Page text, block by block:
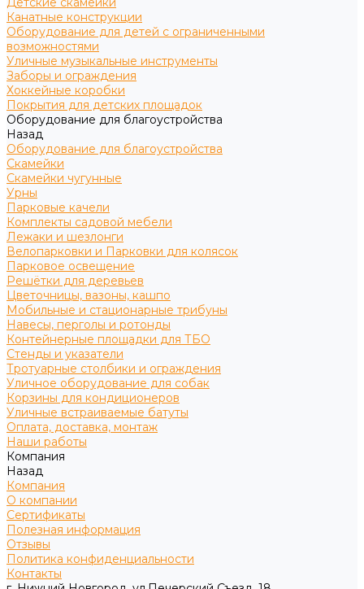
Канатные конструкции
Оборудование для детей с ограниченными
возможностями
Уличные музыкальные инструменты
Заборы и ограждения
Хоккейные коробки
Покрытия для детских площадок
Оборудование для благоустройства
Назад
Оборудование для благоустройства
Скамейки
Скамейки чугунные
Урны
Парковые качели
Комплекты садовой мебели
Лежаки и шезлонги
Велопарковки и Парковки для колясок
Парковое освещение
Решётки для деревьев
Цветочницы, вазоны, кашпо
Мобильные и стационарные трибуны
Навесы, перголы и ротонды
Контейнерные площадки для ТБО
Стенды и указатели
Тротуарные столбики и ограждения
Уличное оборудование для собак
Корзины для кондиционеров
Уличные встраиваемые батуты
Оплата, доставка, монтаж
Наши работы
Компания
Назад
Компания
О компании
Сертификаты
Полезная информация
Отзывы
Политика конфиденциальности
Контакты